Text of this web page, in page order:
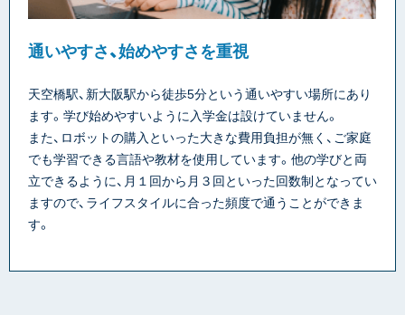
通いやすさ、始めやすさを重視
天空橋駅、新大阪駅から徒歩5分という通いやすい場所にあり
ます。学び始めやすいように入学金は設けていません。
また、ロボットの購入といった大きな費用負担が無く、ご家庭
でも学習できる言語や教材を使用しています。他の学びと両
立できるように、月１回から月３回といった回数制となってい
ますので、ライフスタイルに合った頻度で通うことができま
す。